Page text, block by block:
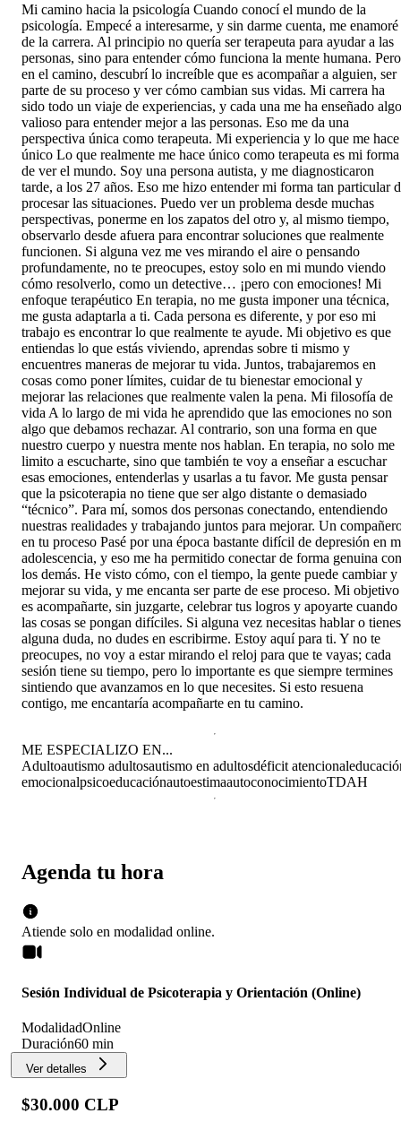
Agenda tu hora
Atiende solo en modalidad online.
Sesión Individual de Psicoterapia y Orientación (Online)
ModalidadOnline
Duración60 min
Ver detalles
$30.000 CLP
Mi camino hacia la psicología Cuando conocí el mundo de la
psicología. Empecé a interesarme, y sin darme cuenta, me enamoré
de la carrera. Al principio no quería ser terapeuta para ayudar a las
personas, sino para entender cómo funciona la mente humana. Pero
en el camino, descubrí lo increíble que es acompañar a alguien, ser
parte de su proceso y ver cómo cambian sus vidas. Mi carrera ha
sido todo un viaje de experiencias, y cada una me ha enseñado algo
valioso para entender mejor a las personas. Eso me da una
perspectiva única como terapeuta. Mi experiencia y lo que me hace
único Lo que realmente me hace único como terapeuta es mi forma
de ver el mundo. Soy una persona autista, y me diagnosticaron
tarde, a los 27 años. Eso me hizo entender mi forma tan particular
procesar las situaciones. Puedo ver un problema desde muchas
perspectivas, ponerme en los zapatos del otro y, al mismo tiempo,
observarlo desde afuera para encontrar soluciones que realmente
funcionen. Si alguna vez me ves mirando el aire o pensando
profundamente, no te preocupes, estoy solo en mi mundo viendo
cómo resolverlo, como un detective… ¡pero con emociones! Mi
enfoque terapéutico En terapia, no me gusta imponer una técnica,
me gusta adaptarla a ti. Cada persona es diferente, y por eso mi
trabajo es encontrar lo que realmente te ayude. Mi objetivo es que
entiendas lo que estás viviendo, aprendas sobre ti mismo y
encuentres maneras de mejorar tu vida. Juntos, trabajaremos en
cosas como poner límites, cuidar de tu bienestar emocional y
mejorar las relaciones que realmente valen la pena. Mi filosofía de
vida A lo largo de mi vida he aprendido que las emociones no son
algo que debamos rechazar. Al contrario, son una forma en que
nuestro cuerpo y nuestra mente nos hablan. En terapia, no solo me
limito a escucharte, sino que también te voy a enseñar a escuchar
esas emociones, entenderlas y usarlas a tu favor. Me gusta pensar
que la psicoterapia no tiene que ser algo distante o demasiado
“técnico”. Para mí, somos dos personas conectando, entendiendo
nuestras realidades y trabajando juntos para mejorar. Un
en tu proceso Pasé por una época bastante difícil de depresión en
adolescencia, y eso me ha permitido conectar de forma genuina con
los demás. He visto cómo, con el tiempo, la gente puede cambiar y
mejorar su vida, y me encanta ser parte de ese proceso. Mi objetivo
es acompañarte, sin juzgarte, celebrar tus logros y apoyarte cuando
las cosas se pongan difíciles. Si alguna vez necesitas hablar o tienes
alguna duda, no dudes en escribirme. Estoy aquí para ti. Y no te
preocupes, no voy a estar mirando el reloj para que te vayas; cada
sesión tiene su tiempo, pero lo importante es que siempre termines
sintiendo que avanzamos en lo que necesites. Si esto resuena
contigo, me encantaría acompañarte en tu camino.
ME ESPECIALIZO EN...
Adultoautismo adultosautismo en adultosdéficit atencional
emocionalpsicoeducaciónautoestimaautoconocimientoTDAH